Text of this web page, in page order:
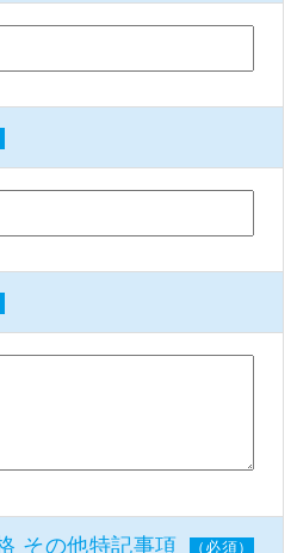
その他特記事項 （必須）